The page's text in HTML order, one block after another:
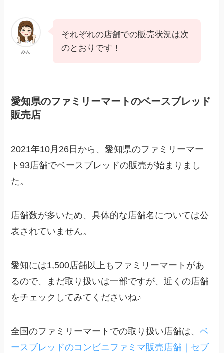
みん
それぞれの店舗での販売状況は次
のとおりです！
愛知県のファミリーマートのベースブレッド
販売店
2021年10月26日から、愛知県のファミリーマー
ト93店舗でベースブレッドの販売が始まりまし
た。
店舗数が多いため、具体的な店舗名については公
表されていません。
愛知には1,500店舗以上もファミリーマートがあ
るので、まだ取り扱いは一部ですが、近くの店舗
をチェックしてみてくださいね♪
全国のファミリーマートでの取り扱い店舗は、ベ
ースブレッドのコンビニファミマ販売店舗｜セブ